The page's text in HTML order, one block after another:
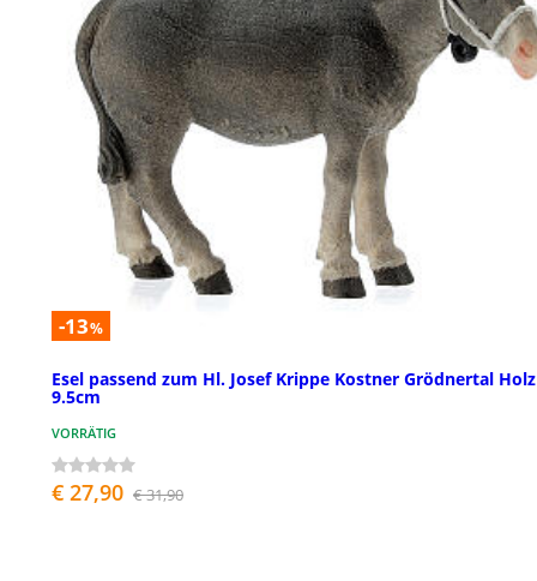
-13%
Esel passend zum Hl. Josef Krippe Kostner Grödnertal Holz
9.5cm
VORRÄTIG
€ 27,90 € 31,90